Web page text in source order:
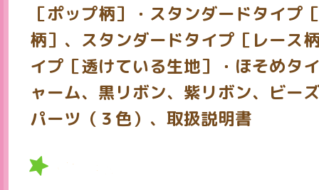
［ポップ柄］・スタンダードタイプ
柄］、スタンダードタイプ［レース
イプ［透けている生地］・ほそめタ
ャーム、黒リボン、紫リボン、ビー
パーツ（３色）、取扱説明書
対象年齢